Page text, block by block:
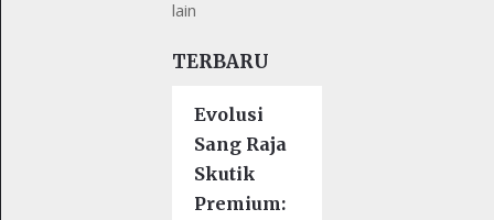
lain
TERBARU
Evolusi
Sang Raja
Skutik
Premium: